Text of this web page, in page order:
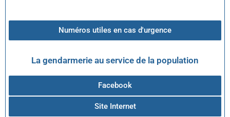
Numéros utiles en cas d'urgence
La gendarmerie au service de la population
Facebook
Site Internet